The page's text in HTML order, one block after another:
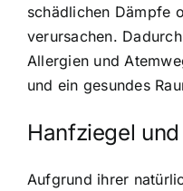
schädlichen Dämpfe
verursachen.
Allergien und
und ein gesundes
Hanfziegel
Aufgrund ihrer